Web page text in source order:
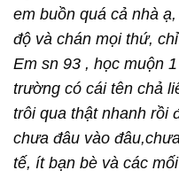
em buồn quá cả nhà
độ và chán mọi thứ,
Em sn 93 , học muộn
trường có cái tên chả
trôi qua thật nhanh rồi
chưa đâu vào
tế, ít bạn bè và các